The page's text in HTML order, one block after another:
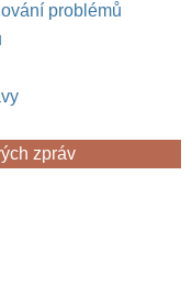
problémů
zpráv